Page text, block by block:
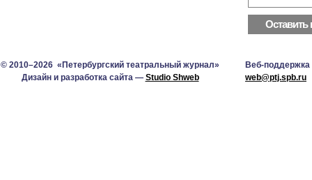
© 2010–2026 «Петербургский театральный журнал»
Дизайн и разработка сайта — Studio Shweb
Веб-поддержка
web@ptj.spb.ru